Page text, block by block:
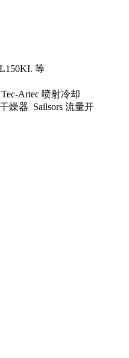
等
Artec 喷射冷却
燥器 Sailsors 流量开